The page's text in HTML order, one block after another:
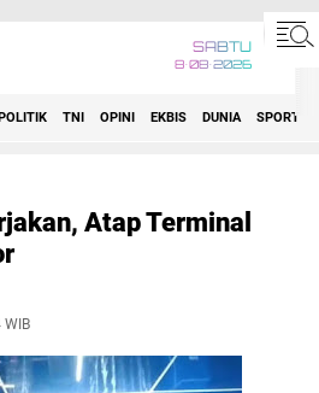
SABTU
8•08•2026
TNI OPINI EKBIS DUNIA SPORT
Atap Terminal